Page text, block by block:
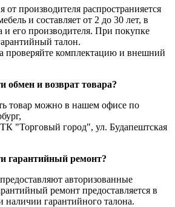
от производителя распространияется
и составляет от 2 до 30 лет, в
и его производителя. При покупке
талон.
проверяйте комплектацию и внешний
обмен и возврат товара?
товар можно в нашем офисе по
"Торговый город", ул. Будапештская
гарантийный ремонт?
авторизованные
ремонт предоставляется в
наличии гарантийного талона.